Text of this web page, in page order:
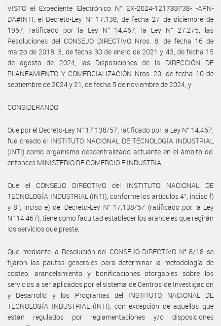
VISTO el Expediente Electrónico N° EX-2024-121789738- -APN-
DA#INTI, el Decreto-Ley N° 17.138, de fecha 27 de diciembre de
1957, ratificado por la Ley N° 14.467, la Ley N° 27.275, las
Resoluciones del CONSEJO DIRECTIVO Nros. 8, de fecha 16 de
marzo de 2018, 3, de fecha 30 de enero de 2021 y 43, de fecha 15
de agosto de 2024, las Disposiciones de la DIRECCIÓN DE
PLANEAMIENTO Y COMERCIALIZACIÓN Nros. 20, de fecha 10 de
septiembre de 2024 y 21, de fecha 5 de noviembre de 2024, y
CONSIDERANDO:
Que por el Decreto-Ley N° 17.138/57, ratificado por la Ley N° 14.467,
fue creado el INSTITUTO NACIONAL DE TECNOLOGÍA INDUSTRIAL
(INTI) como organismo descentralizado actuante en el ámbito del
entonces MINISTERIO DE COMERCIO E INDUSTRIA.
Que el CONSEJO DIRECTIVO del INSTITUTO NACIONAL DE
TECNOLOGÍA INDUSTRIAL (INTI), conforme los artículos 4°, inciso f)
y 8°, inciso e) del Decreto-Ley N° 17.138/57 (ratificado por la Ley
N° 14.467), tiene como facultad establecer los aranceles que regirán
los servicios que preste.
Que mediante la Resolución del CONSEJO DIRECTIVO N° 8/18 se
fijaron las pautas generales para determinar la metodología de
costeo, arancelamiento y bonificaciones otorgables sobre los
servicios a ser aplicados por el sistema de Centros de Investigación
y Desarrollo y los Programas del INSTITUTO NACIONAL DE
TECNOLOGÍA INDUSTRIAL (INTI), con excepción de aquellos que
están regulados por reglamentaciones y/o disposiciones